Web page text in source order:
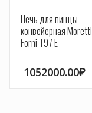
Печь для пиццы
конвейерная Moretti
Forni Т97 E
1052000.00₽